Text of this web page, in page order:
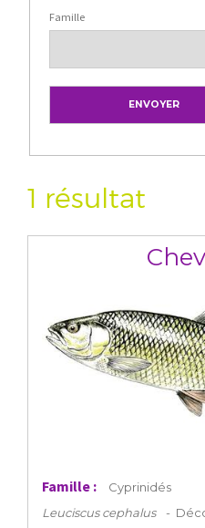
Famille
1 résultat
Famille :
Cyprinidés
Leuciscus cephalus
-